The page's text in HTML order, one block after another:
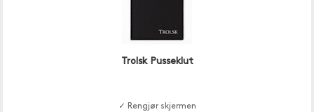
Trolsk Pusseklut
✓ Rengjør skjermen